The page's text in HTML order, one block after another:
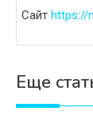
Сайт https://
Еще